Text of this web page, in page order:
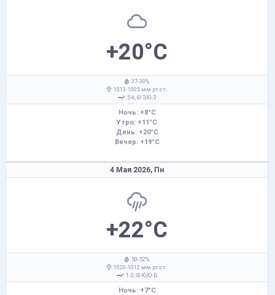
+20°C
: 37-39%
: 1013-1005 мм рт.ст.
: 5-6,
З,Ю-З
Ночь: +8°C
Утро: +11°C
День: +20°C
Вечер: +19°C
4 Мая 2026, Пн
+22°C
: 50-52%
: 1020-1012 мм рт.ст.
: 1-2,
Ю,Ю-В
Ночь: +7°C